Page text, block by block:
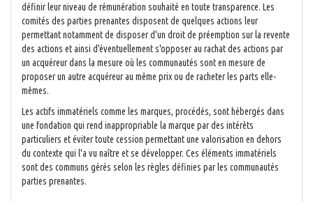
définir leur niveau de rémunération souhaité en toute transparence. Les
comités des parties prenantes disposent de quelques actions leur
permettant notamment de disposer d'un droit de préemption sur la revente
des actions et ainsi d'éventuellement s'opposer au rachat des actions par
un acquéreur dans la mesure où les communautés sont en mesure de
proposer un autre acquéreur au même prix ou de racheter les parts elle-
mêmes.
Les actifs immatériels comme les marques, procédés, sont hébergés dans
une fondation qui rend inappropriable la marque par des intérêts
particuliers et éviter toute cession permettant une valorisation en dehors
du contexte qui l'a vu naître et se développer. Ces éléments immatériels
sont des communs gérés selon les règles définies par les communautés
parties prenantes.